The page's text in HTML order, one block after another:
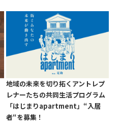
地域の未来を切り拓くアントレプ
レナーたちの共同生活プログラム
「はじまりapartment」“入居
者“を募集！